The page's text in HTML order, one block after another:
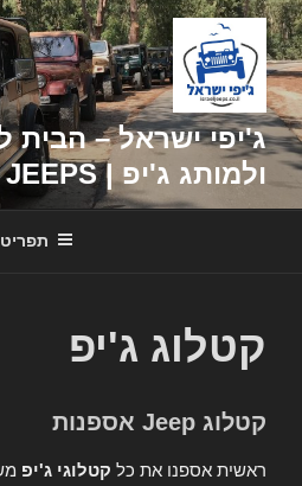
דילוג
לתוכן
ג'יפי ישראל – הבית
ולמותג ג'יפ | ISRAEL JEEPS
תפריט
קטלוג ג'יפ
קטלוג Jeep אספנות
ראשית אספנו את כל קטלוגי ג'יפ